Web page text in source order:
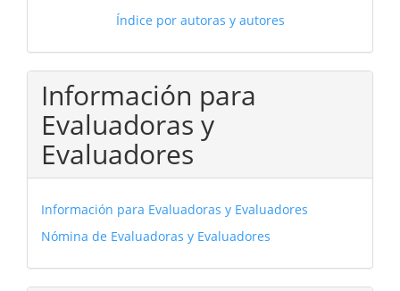
Índice por autoras y autores
Información para
Evaluadoras y
Evaluadores
Información para Evaluadoras y Evaluadores
Nómina de Evaluadoras y Evaluadores